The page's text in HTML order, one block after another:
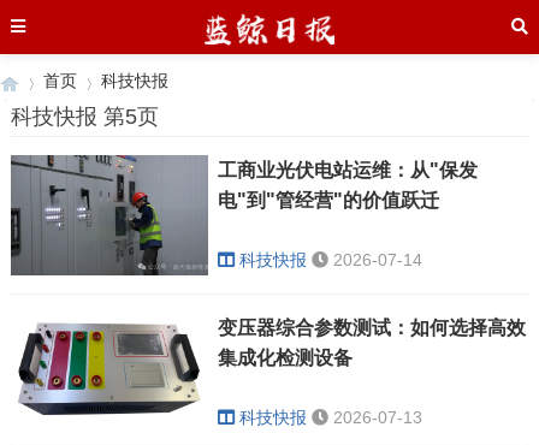
首页
›
科技快报
科技快报 第5页
工商业光伏电站运维：从"保发
电"到"管经营"的价值跃迁
科技快报 2026-07-14
变压器综合参数测试：如何选择高效
集成化检测设备
科技快报 2026-07-13